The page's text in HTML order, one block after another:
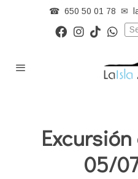
☎ 650 50 01 78 ✉
05/